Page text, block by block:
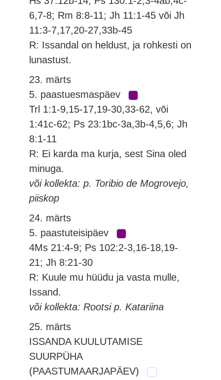
6,7-8; Rm 8:8-11; Jh 11:1-45 või Jh
11:3-7,17,20-27,33b-45
R: Issandal on heldust, ja rohkesti on
lunastust.
23. märts
5. paastuesmaspäev
Trl 1:1-9,15-17,19-30,33-62, või
1:41c-62; Ps 23:1bc-3a,3b-4,5,6; Jh
8:1-11
R: Ei karda ma kurja, sest Sina oled
minuga.
või kollekta: p. Toribio de Mogrovejo,
piiskop
24. märts
5. paastuteisipäev
4Ms 21:4-9; Ps 102:2-3,16-18,19-
21; Jh 8:21-30
R: Kuule mu hüüdu ja vasta mulle,
Issand.
või kollekta: Rootsi p. Katariina
25. märts
ISSANDA KUULUTAMISE
SUURPÜHA
(PAASTUMAARJAPÄEV)